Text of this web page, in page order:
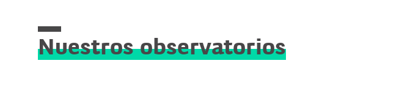
Nuestros observatorios